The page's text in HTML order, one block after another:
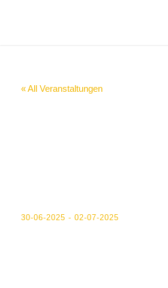
« All Veranstaltungen
30-06-2025 - 02-07-2025